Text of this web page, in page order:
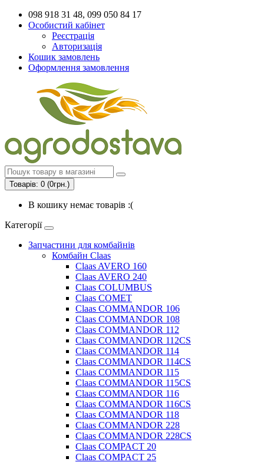
098 918 31 48, 099 050 84 17
Особистий кабінет
Реєстрація
Авторизація
Кошик замовлень
Оформлення замовлення
Товарів: 0 (0грн.)
В кошику немає товарів :(
Категорії
Запчастини для комбайнів
Комбайн Claas
Claas AVERO 160
Claas AVERO 240
Claas COLUMBUS
Claas COMET
Claas COMMANDOR 106
Claas COMMANDOR 108
Claas COMMANDOR 112
Claas COMMANDOR 112CS
Claas COMMANDOR 114
Claas COMMANDOR 114CS
Claas COMMANDOR 115
Claas COMMANDOR 115CS
Claas COMMANDOR 116
Claas COMMANDOR 116CS
Claas COMMANDOR 118
Claas COMMANDOR 228
Claas COMMANDOR 228CS
Claas COMPACT 20
Claas COMPACT 25